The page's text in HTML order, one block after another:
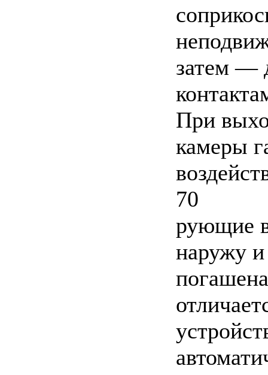
затем —
При
камеры
70
рующие
наружу и